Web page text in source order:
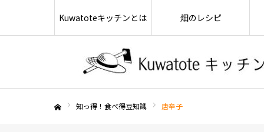
Kuwatoteキッチンとは 畑のレシピ
知っ得！食べ得豆知識 唐辛子